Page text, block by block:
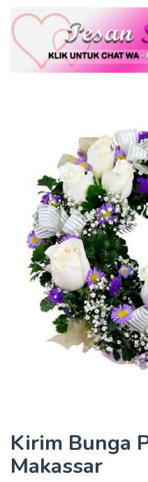
Kirim Bunga
Makassar